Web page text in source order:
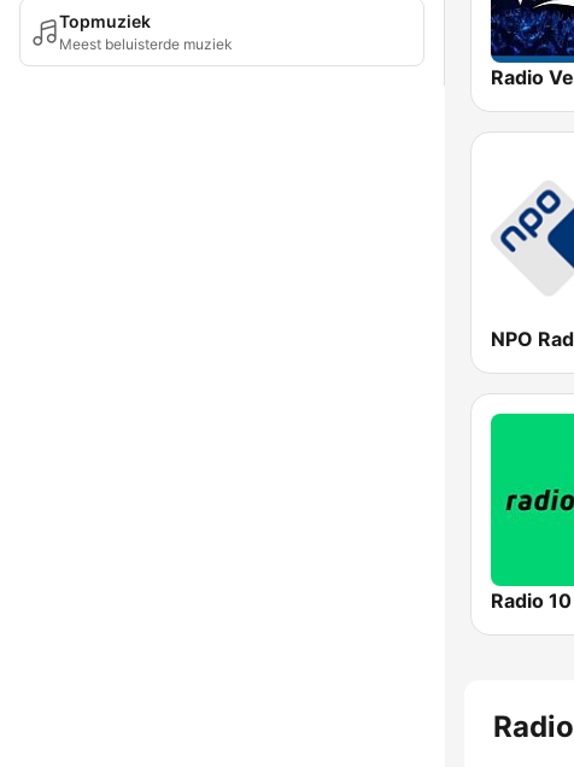
Topmuziek
Meest beluisterde muziek
Radio
NPO
Radio 10